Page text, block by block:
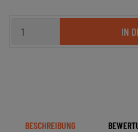
IN
BESCHREIBUNG